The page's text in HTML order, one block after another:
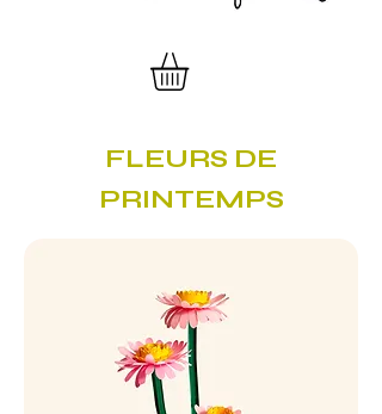
FLEURS DE
PRINTEMPS